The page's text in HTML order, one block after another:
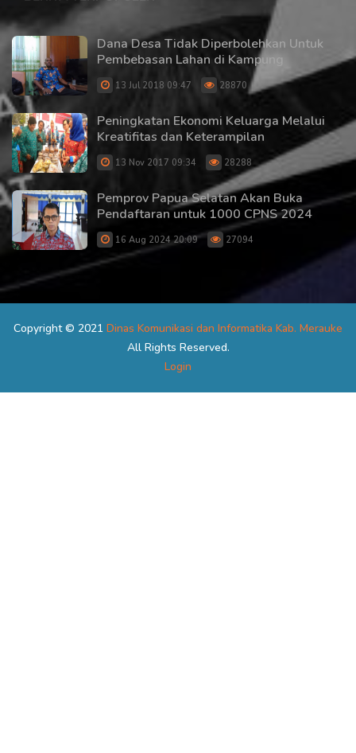
Dana Desa Tidak Diperbolehkan Untuk
Pembebasan Lahan di Kampung
13 Jul 2018 09:47 28870
Peningkatan Ekonomi Keluarga Melalui
Kreatifitas dan Keterampilan
13 Nov 2017 09:34 28288
Pemprov Papua Selatan Akan Buka
Pendaftaran untuk 1000 CPNS 2024
16 Aug 2024 20:09 27094
Copyright © 2021 Dinas Komunikasi dan Informatika Kab. Merauke
All Rights Reserved.
Login